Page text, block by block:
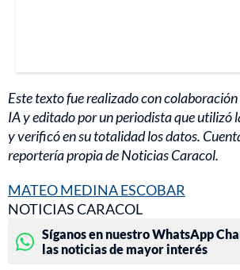
Este texto fue realizado con colaboración
IA y editado por un periodista que utilizó
y verificó en su totalidad los datos.
reportería propia de Noticias Caracol.
MATEO MEDINA ESCOBAR
NOTICIAS CARACOL
Síganos en nuestro WhatsApp
las noticias de mayor interés